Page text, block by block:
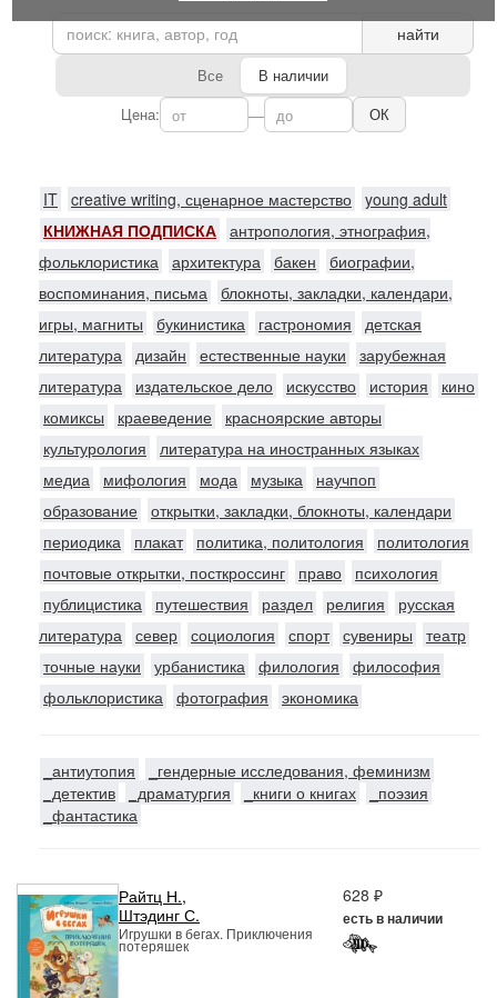
найти
Все
В наличии
Цена:
— ОК
IT creative writing, сценарное мастерство young adult
КНИЖНАЯ ПОДПИСКА антропология, этнография,
фольклористика архитектура бакен
биографии,
воспоминания, письма блокноты, закладки, календари,
игры, магниты
букинистика гастрономия
детская
литература дизайн естественные науки
зарубежная
литература
издательское дело искусство история
кино
комиксы
краеведение
красноярские авторы
культурология
литература на иностранных языках
медиа
мифология мода музыка
научпоп
образование открытки, закладки, блокноты, календари
периодика
плакат политика, политология
политология
почтовые открытки, посткроссинг
право
психология
публицистика
путешествия раздел религия
русская
литература север социология спорт сувениры
театр
точные науки
урбанистика филология
философия
фольклористика фотография экономика
_антиутопия
_гендерные исследования, феминизм
_детектив
_драматургия _книги о книгах
_поэзия
_фантастика
Райтц Н.,
Штэдинг С.
Игрушки в бегах. Приключения
потеряшек
628 ₽
есть в наличии